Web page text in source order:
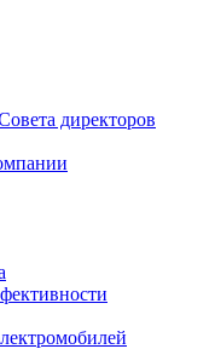
директоров